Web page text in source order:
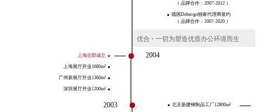
（ 品牌合作：2007-2012 ）
德国Dobergo独家代理商签约
（ 品牌合作：2007-2020 ）
优合 · 一切为塑造优质办公环境而生
2004
上海总部成立
上海展厅开业1680m²
广州新展厅开业1360m²
深圳展厅开业1200m²
2003 北京新建钢制品工厂12800m²